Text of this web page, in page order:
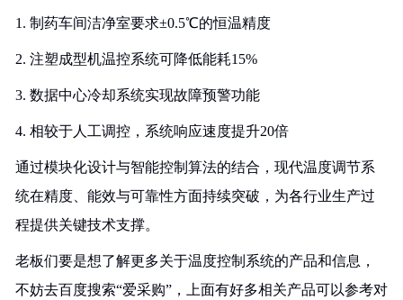
1. 制药车间洁净室要求±0.5℃的恒温精度
2. 注塑成型机温控系统可降低能耗15%
3. 数据中心冷却系统实现故障预警功能
4. 相较于人工调控，系统响应速度提升20倍
通过模块化设计与智能控制算法的结合，现代温度调节系
统在精度、能效与可靠性方面持续突破，为各行业生产过
程提供关键技术支撑。
老板们要是想了解更多关于温度控制系统的产品和信息，
不妨去百度搜索“爱采购”，上面有好多相关产品可以参考对